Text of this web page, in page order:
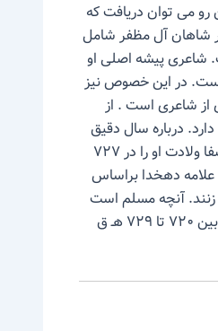
بوده است و از این رو می توان دریافت که
شاهان آل مظفر شامل
شاعری پیشه اصلی او
است. در این خصوص نیز
از شاعری است . از
درباره سال دقیق
تولد او بین مورخین و حافظ شناسان اختلاف نظر وجود دارد. دکتر ذبیح الله صفا ولادت او را در ۷۲۷
همانند علامه دهخدا براساس
ها و حدود ۷۱۰ هـ ق تخمین می زنند. آنچه مسلم است
ولادت او در اوایل قرن هشتم هجری و بعد از ۷۱۰ واقع شده و به گمان غالب بین ۷۲۰ تا ۷۲۹ هـ ق